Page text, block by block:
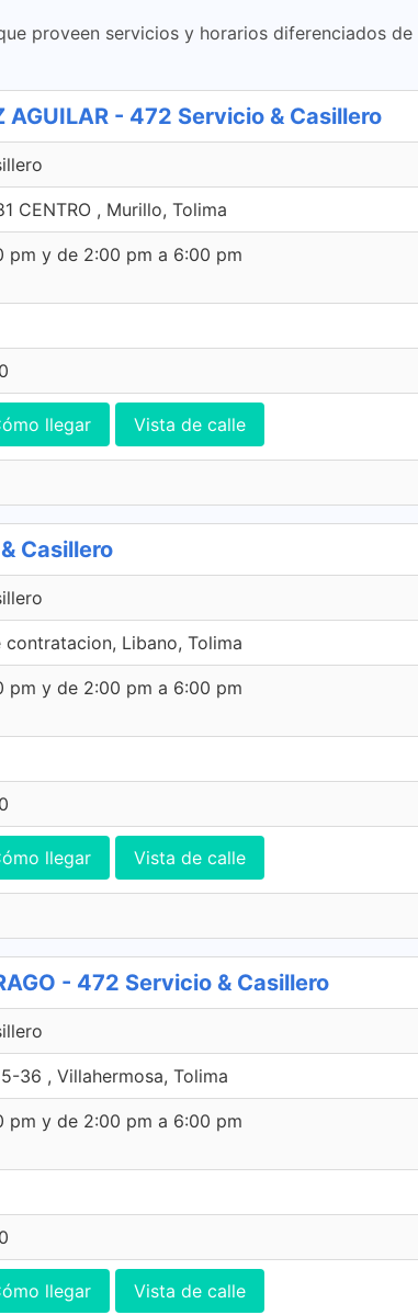
proveen servicios y horarios diferenciados de
AGUILAR - 472 Servicio & Casillero
CENTRO , Murillo, Tolima
pm y de 2:00 pm a 6:00 pm
llegar Vista de calle
Casillero
Libano, Tolima
pm y de 2:00 pm a 6:00 pm
llegar Vista de calle
- 472 Servicio & Casillero
5-36 , Villahermosa, Tolima
pm y de 2:00 pm a 6:00 pm
llegar Vista de calle